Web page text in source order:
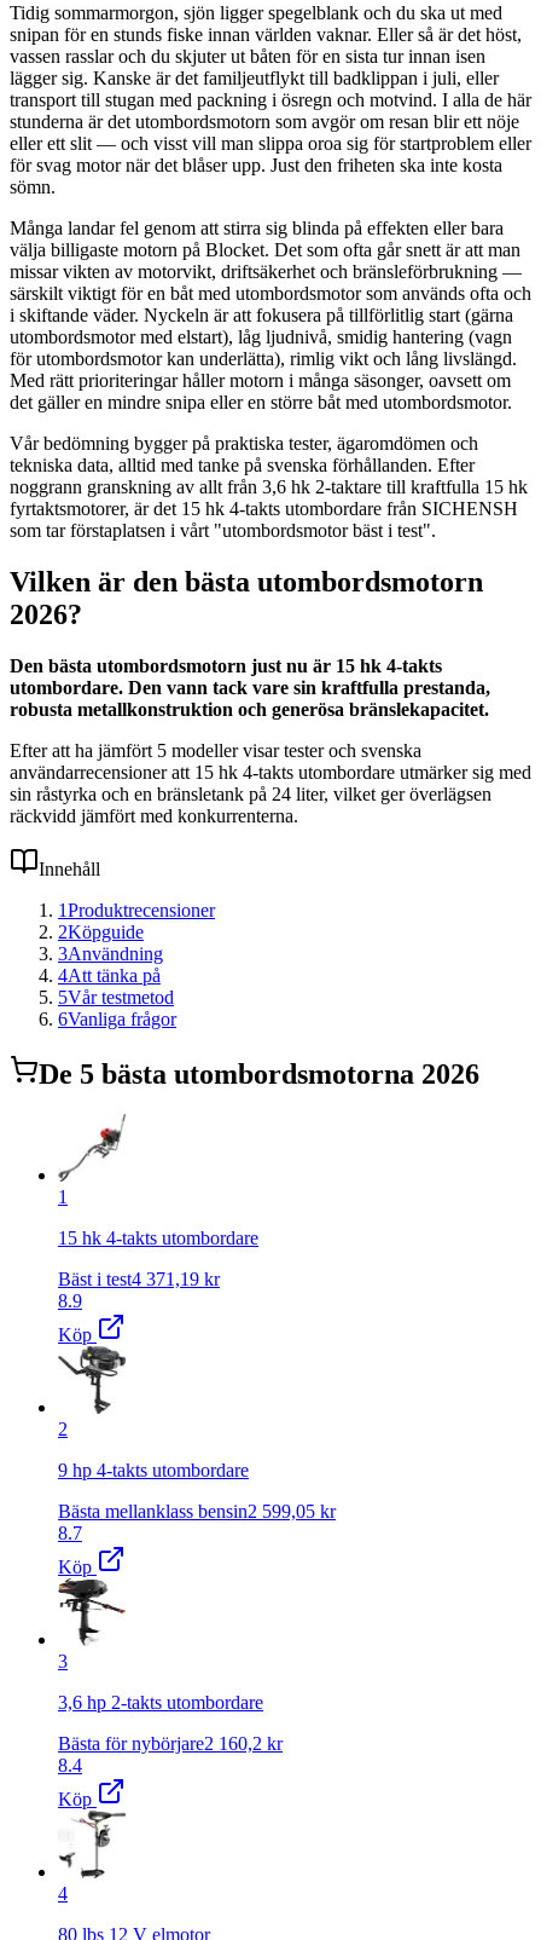
Tidig sommarmorgon, sjön ligger spegelblank och du ska ut med
snipan för en stunds fiske innan världen vaknar. Eller så är det höst,
vassen rasslar och du skjuter ut båten för en sista tur innan isen
lägger sig. Kanske är det familjeutflykt till badklippan i juli, eller
transport till stugan med packning i ösregn och motvind. I alla de här
stunderna är det utombordsmotorn som avgör om resan blir ett nöje
eller ett slit — och visst vill man slippa oroa sig för startproblem eller
för svag motor när det blåser upp. Just den friheten ska inte kosta
sömn.
Många landar fel genom att stirra sig blinda på effekten eller bara
välja billigaste motorn på Blocket. Det som ofta går snett är att man
missar vikten av motorvikt, driftsäkerhet och bränsleförbrukning —
särskilt viktigt för en båt med utombordsmotor som används ofta och
i skiftande väder. Nyckeln är att fokusera på tillförlitlig start (gärna
utombordsmotor med elstart), låg ljudnivå, smidig hantering (vagn
för utombordsmotor kan underlätta), rimlig vikt och lång livslängd.
Med rätt prioriteringar håller motorn i många säsonger, oavsett om
det gäller en mindre snipa eller en större båt med utombordsmotor.
Vår bedömning bygger på praktiska tester, ägaromdömen och
tekniska data, alltid med tanke på svenska förhållanden. Efter
noggrann granskning av allt från 3,6 hk 2-taktare till kraftfulla 15 hk
fyrtaktsmotorer, är det 15 hk 4-takts utombordare från SICHENSH
som tar förstaplatsen i vårt "utombordsmotor bäst i test".
Vilken är den bästa utombordsmotorn
2026?
Den bästa utombordsmotorn just nu är 15 hk 4-takts
utombordare. Den vann tack vare sin kraftfulla prestanda,
robusta metallkonstruktion och generösa bränslekapacitet.
Efter att ha jämfört 5 modeller visar tester och svenska
användarrecensioner att 15 hk 4-takts utombordare utmärker sig med
sin råstyrka och en bränsletank på 24 liter, vilket ger överlägsen
räckvidd jämfört med konkurrenterna.
Innehåll
1Produktrecensioner
2Köpguide
3Användning
4Att tänka på
5Vår testmetod
6Vanliga frågor
De 5 bästa utombordsmotorna 2026
1
15 hk 4-takts utombordare
Bäst i test4 371,19 kr
8.9
Köp
2
9 hp 4-takts utombordare
Bästa mellanklass bensin2 599,05 kr
8.7
Köp
3
3,6 hp 2-takts utombordare
Bästa för nybörjare2 160,2 kr
8.4
Köp
4
80 lbs 12 V elmotor